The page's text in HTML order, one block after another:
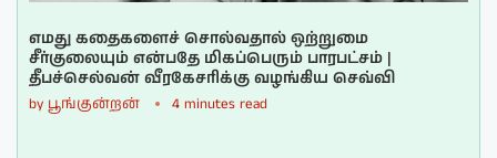
எமது கதைகளைச் சொல்வதால் ஒற்றுமை
சீர்குலையும் என்பதே மிகப்பெரும் பாரபட்சம் |
தீபச்செல்வன் வீரகேசரிக்கு வழங்கிய செவ்வி
by பூங்குன்றன் 4 minutes read